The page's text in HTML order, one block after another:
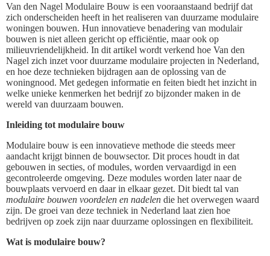
Van den Nagel Modulaire Bouw is een vooraanstaand bedrijf dat
zich onderscheiden heeft in het realiseren van duurzame modulaire
woningen bouwen. Hun innovatieve benadering van modulair
bouwen is niet alleen gericht op efficiëntie, maar ook op
milieuvriendelijkheid. In dit artikel wordt verkend hoe Van den
Nagel zich inzet voor duurzame modulaire projecten in Nederland,
en hoe deze technieken bijdragen aan de oplossing van de
woningnood. Met gedegen informatie en feiten biedt het inzicht in
welke unieke kenmerken het bedrijf zo bijzonder maken in de
wereld van duurzaam bouwen.
Inleiding tot modulaire bouw
Modulaire bouw is een innovatieve methode die steeds meer
aandacht krijgt binnen de bouwsector. Dit proces houdt in dat
gebouwen in secties, of modules, worden vervaardigd in een
gecontroleerde omgeving. Deze modules worden later naar de
bouwplaats vervoerd en daar in elkaar gezet. Dit biedt tal van
modulaire bouwen voordelen en nadelen die het overwegen waard
zijn. De groei van deze techniek in Nederland laat zien hoe
bedrijven op zoek zijn naar duurzame oplossingen en flexibiliteit.
Wat is modulaire bouw?